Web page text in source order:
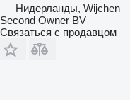
Нидерланды, Wijchen
Second Owner BV
Связаться с продавцом